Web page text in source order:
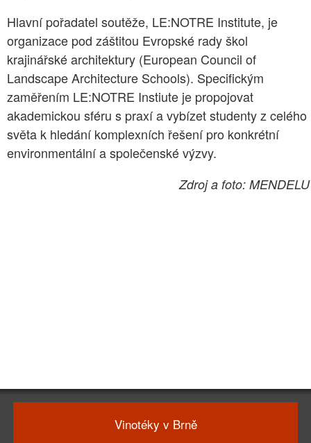
Hlavní pořadatel soutěže, LE:NOTRE Institute, je
organizace pod záštitou Evropské rady škol
krajinářské architektury (European Council of
Landscape Architecture Schools). Specifickým
zaměřením LE:NOTRE Instiute je propojovat
akademickou sféru s praxí a vybízet studenty z celého
světa k hledání komplexních řešení pro konkrétní
environmentální a společenské výzvy.
Zdroj a foto: MENDELU
Vinotéky v Brně